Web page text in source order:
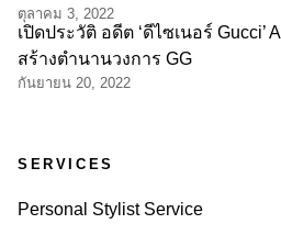
ตุลาคม 3, 2022
เปิดประวัติ อดีต ‘ดีไซเนอร์ Gucci’
สร้างตำนานวงการ GG
กันยายน 20, 2022
SERVICES
Personal Stylist Service